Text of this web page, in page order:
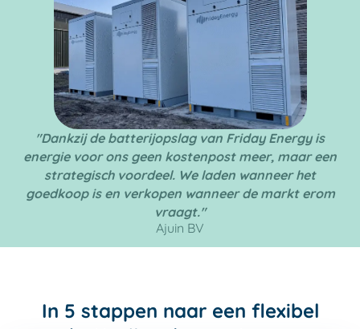
"Dankzij de batterijopslag van Friday Energy is
energie voor ons geen kostenpost meer, maar een
strategisch voordeel. We laden wanneer het
goedkoop is en verkopen wanneer de markt erom
vraagt."
Ajuin BV
In 5 stappen naar een flexibel